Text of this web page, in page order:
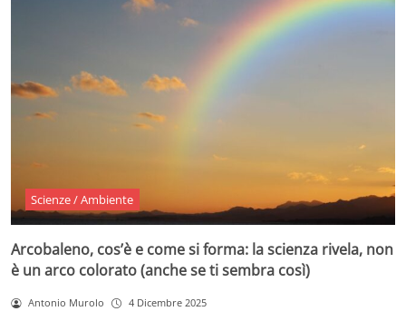
Scienze / Ambiente
Arcobaleno, cos’è e come si forma: la scienza rivela, non
è un arco colorato (anche se ti sembra così)
Antonio Murolo 4 Dicembre 2025